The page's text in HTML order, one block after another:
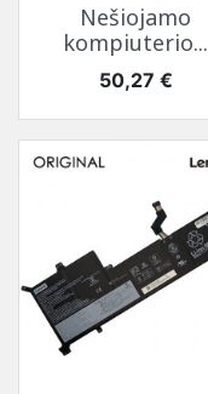
Nešiojamo
kompiuterio...
Kaina
50,27 €